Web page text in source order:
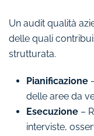
Un audit qualità
delle quali
strutturata.
Pianificazione
delle aree da
Esecuzione –
interviste,